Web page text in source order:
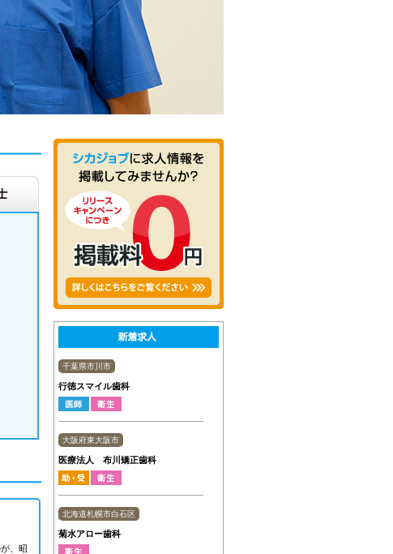
、昭
千葉県市川市
行徳スマイル歯科
大阪府東大阪市
医療法人 布川矯正歯科
北海道札幌市白石区
菊水アロー歯科